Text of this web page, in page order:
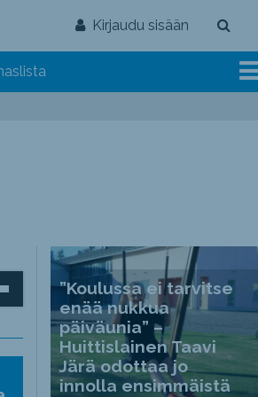
Kirjaudu sisään
”Koulussa ei tarvitse
enää nukkua
päiväunia” –
Huittislainen Taavi
Järä odottaa jo
innolla ensimmäistä